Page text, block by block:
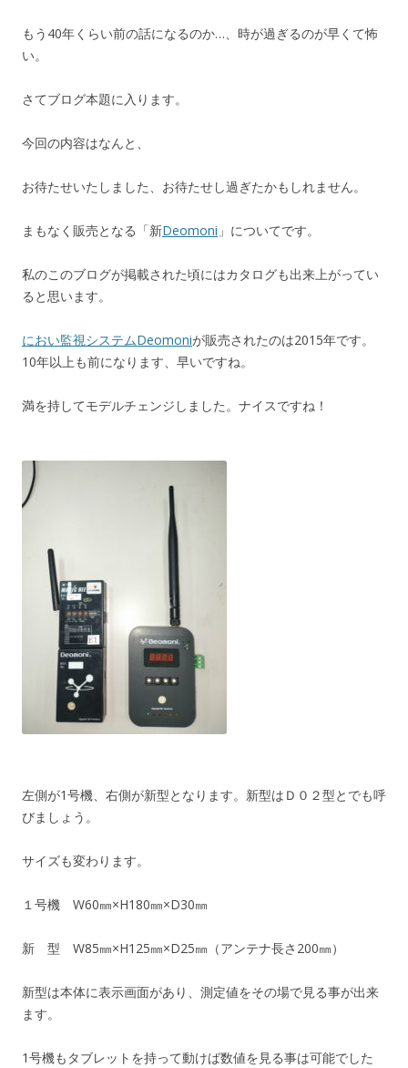
もう40年くらい前の話になるのか…、時が過ぎるのが早くて怖
い。
さてブログ本題に入ります。
今回の内容はなんと、
お待たせいたしました、お待たせし過ぎたかもしれません。
まもなく販売となる「新Deomoni 」についてです。
私のこのブログが掲載された頃にはカタログも出来上がってい
ると思います。
におい監視システムDeomoniが販売されたのは2015年です。
10年以上も前になります、早いですね。
満を持してモデルチェンジしました。ナイスですね！
左側が1号機、右側が新型となります。新型はＤ０２型とでも呼
びましょう。
サイズも変わります。
１号機 W60㎜×H180㎜×D30㎜
新 型 W85㎜×H125㎜×D25㎜（アンテナ長さ200㎜）
新型は本体に表示画面があり、測定値をその場で見る事が出来
ます。
1号機もタブレットを持って動けば数値を見る事は可能でした